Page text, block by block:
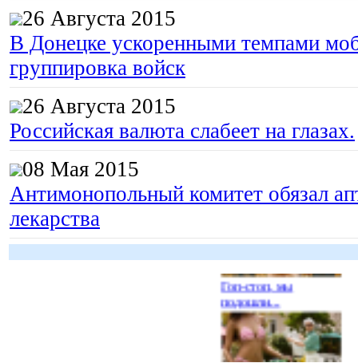
26 Августа 2015
В Донецке ускоренными темпами
группировка войск
26 Августа 2015
Российская валюта слабеет на глазах.
08 Мая 2015
Антимонопольный комитет обязал
лекарства
Гоп-стоп, мы
подошли...